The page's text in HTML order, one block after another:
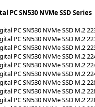
PC SN530 NVMe SSD Series
PC SN530 NVMe SSD M.2
PC SN530 NVMe SSD M.2
PC SN530 NVMe SSD M.2
PC SN530 NVMe SSD M.2
PC SN530 NVMe SSD M.2
PC SN530 NVMe SSD M.2
PC SN530 NVMe SSD M.2
PC SN530 NVMe SSD M.2
PC SN530 NVMe SSD M.2